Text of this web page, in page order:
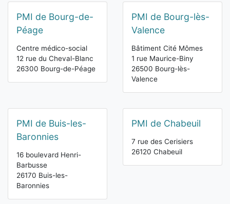
PMI de Bourg-de-
Péage
Centre médico-social
12 rue du Cheval-Blanc
26300 Bourg-de-Péage
PMI de Bourg-lès-
Valence
Bâtiment Cité Mômes
1 rue Maurice-Biny
26500 Bourg-lès-
Valence
PMI de Buis-les-
Baronnies
16 boulevard Henri-
Barbusse
26170 Buis-les-
Baronnies
PMI de Chabeuil
7 rue des Cerisiers
26120 Chabeuil